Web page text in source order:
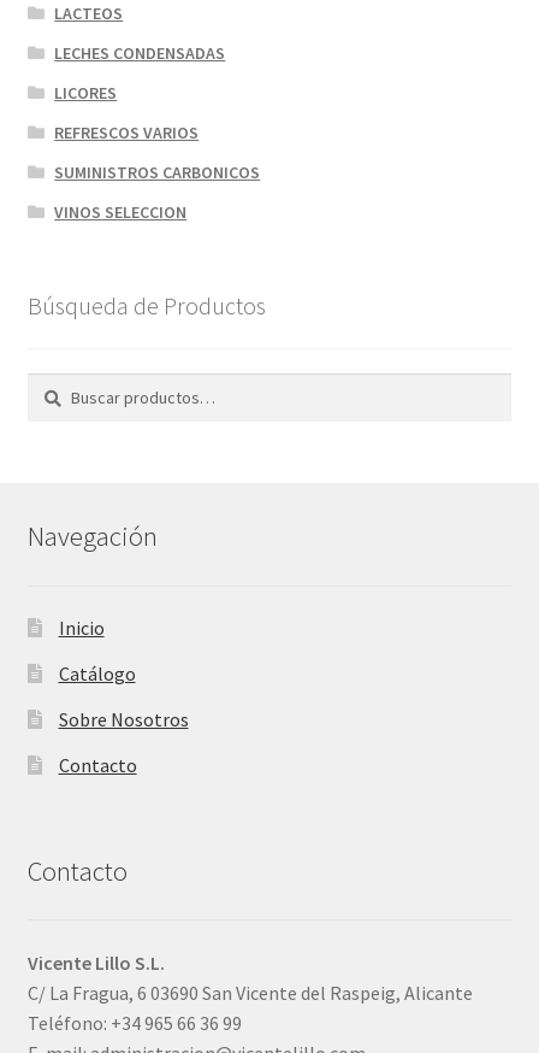
LACTEOS
LECHES CONDENSADAS
LICORES
REFRESCOS VARIOS
SUMINISTROS CARBONICOS
VINOS SELECCION
Búsqueda de Productos
Buscar
Navegación
Inicio
Catálogo
Sobre Nosotros
Contacto
Contacto
Vicente Lillo S.L.
C/ La Fragua, 6 03690 San Vicente del Raspeig, Alicante
Teléfono: +34 965 66 36 99